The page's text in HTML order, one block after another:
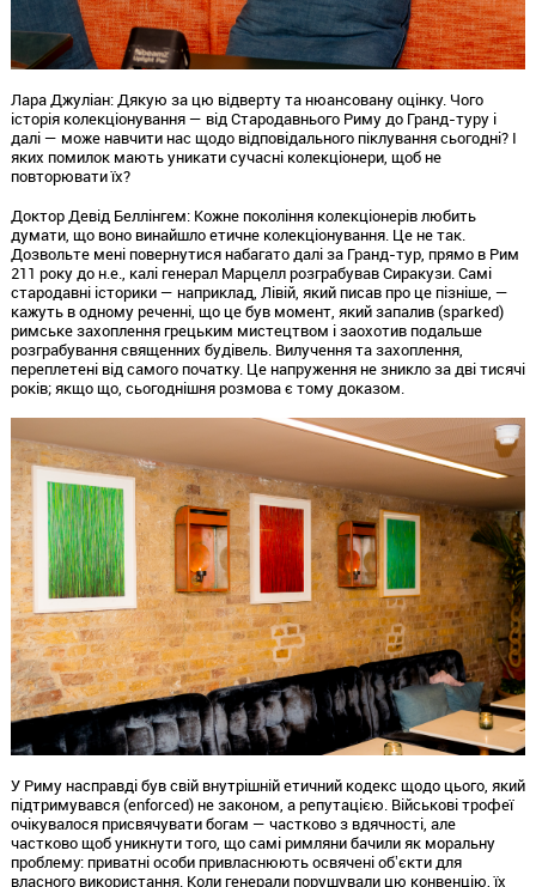
Лара Джуліан:Дякую за цю відверту та нюансовану оцінку.Чого
історія колекціонування — від Стародавнього Риму до Гранд-туру і
далі — може навчити нас щодо відповідального піклування сьогодні?І
яких помилок мають уникати сучасні колекціонери, щоб не
повторювати їх?
Доктор Девід Беллінгем:Кожне покоління колекціонерів любить
думати, що воно винайшло етичне колекціонування.Це не так.
Дозвольте мені повернутися набагато далі за Гранд-тур, прямо в Рим
211 року до н.е., калі генерал Марцелл розграбував Сиракузи.Самі
стародавні історики — наприклад, Лівій, який писав про це пізніше, —
кажуть в одному реченні, що це був момент, який запалив (sparked)
римське захоплення грецьким мистецтвом і заохотив подальше
розграбування священних будівель.Вилучення та захоплення,
переплетені від самого початку.Це напруження не зникло за дві тисячі
років; якщо що, сьогоднішня розмова є тому доказом.
У Риму насправді був свій внутрішній етичний кодекс щодо цього, який
підтримувався (enforced) не законом, а репутацією.Військові трофеї
очікувалося присвячувати богам — частково з вдячності, але
частково щоб уникнути того, що самі римляни бачили як моральну
проблему:приватні особи привласнюють освячені обʼєкти для
власного використання.Коли генерали порушували цю конвенцію,їх